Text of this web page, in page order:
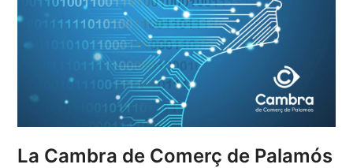
La Cambra de Comerç de Palamós